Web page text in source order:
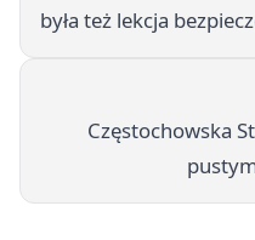
była też lekcja
Częstochowska